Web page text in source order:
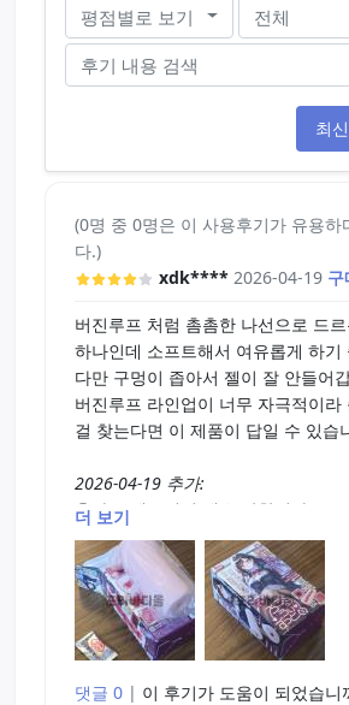
평점별로 보기 전체
최
(0명 중 0명은 이 사용후기가 유용하
다.)
xdk**** 2026-04-19 구
버진루프 처럼 촘촘한 나선으로 드
하나인데 소프트해서 여유롭게 하기
다만 구멍이 좁아서 젤이 잘 안들어
버진루프 라인업이 너무 자극적이라
걸 찾는다면 이 제품이 답일 수 있습
2026-04-19 추가:
추가로 내구성이 매우 약합니다...
몇번 사용하지도 않았는데 벌써 입구
어짐...
더 보기
댓글 0 | 이 후기가 도움이 되었습니